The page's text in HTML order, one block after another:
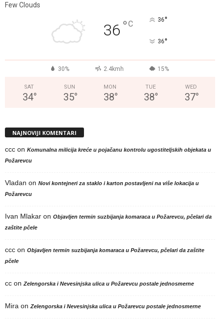
Few Clouds
36 °C 36°
36°
30% 2.4kmh 15%
SAT
34°
SUN
35°
MON
38°
TUE
38°
WED
37°
NAJNOVIJI KOMENTARI
ccc on Komunalna milicija kreće u pojačanu kontrolu ugostiteljskih objekata u
Požarevcu
Vladan on Novi kontejneri za staklo i karton postavljeni na više lokacija u
Požarevcu
Ivan Mlakar on Objavljen termin suzbijanja komaraca u Požarevcu, pčelari da
zaštite pčele
ccc on Objavljen termin suzbijanja komaraca u Požarevcu, pčelari da zaštite
pčele
cc on Zelengorska i Nevesinjska ulica u Požarevcu postale jednosmerne
Mira on Zelengorska i Nevesinjska ulica u Požarevcu postale jednosmerne